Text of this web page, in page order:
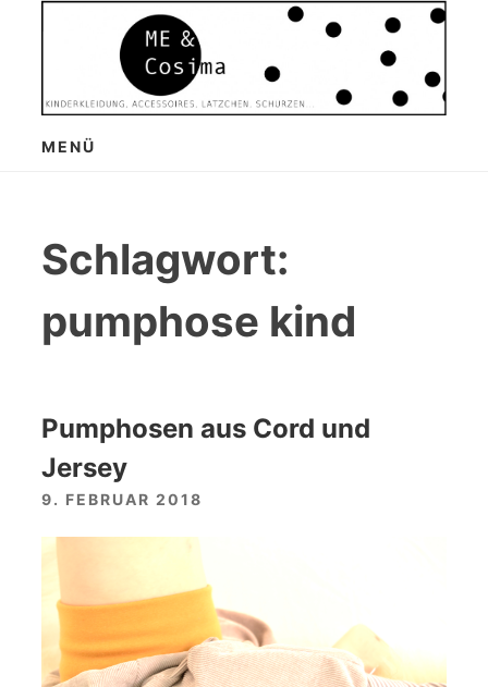
MENÜ
Schlagwort:
pumphose kind
Pumphosen aus Cord und
Jersey
9. FEBRUAR 2018